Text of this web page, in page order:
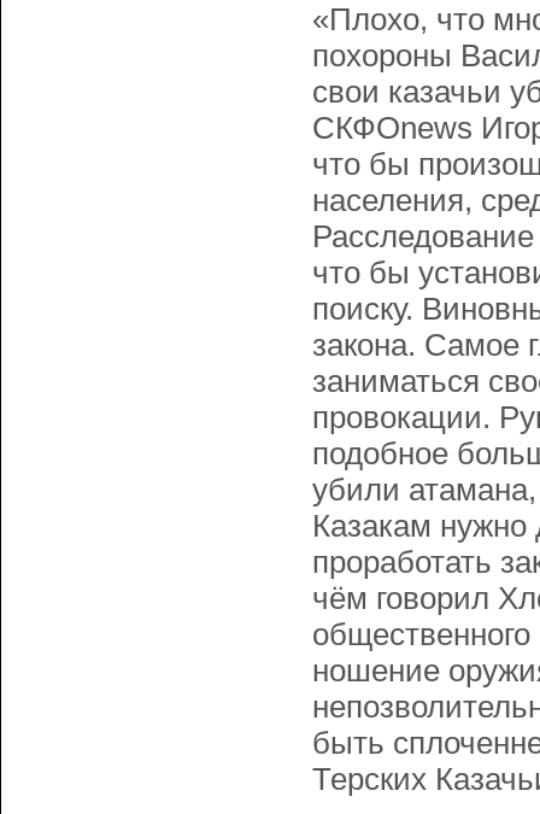
«Плохо, что
похороны
свои казачьи
СКФОnews
что бы
населения,
что бы
поиску.
закона. Самое
заниматься
провокации.
подобное
убили
Казакам
проработать
чём говорил
ношение
быть
Терских